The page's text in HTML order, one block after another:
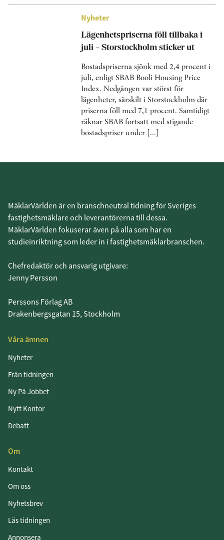
Nyheter
Lägenhetspriserna föll tillbaka i
juli – Storstockholm sticker ut
Bostadspriserna sjönk med 2,4 procent i
juli, enligt SBAB Booli Housing Price
Index. Nedgången var störst för
lägenheter, särskilt i Storstockholm där
priserna föll med 7,1 procent. Samtidigt
räknar SBAB fortsatt med stigande
bostadspriser under [...]
MäklarVärlden är en branschneutral tidning för Sveriges
fastighetsmäklare och leverantörerna till dessa.
MäklarVärlden fokuserar även på alla som har en
studieinriktning som leder in i fastighetsmäklarbranschen.
Chefredaktör och ansvarig utgivare:
Jenny Persson
Perssons Förlag AB
Drakenbergsgatan 15, Stockholm
Våra ämnen
Nyheter
Från tidningen
Ny På Jobbet
Nytt Kontor
Debatt
Om
Kontakt
Om oss
Nyhetsbrev
Läs tidningen
Annonsera